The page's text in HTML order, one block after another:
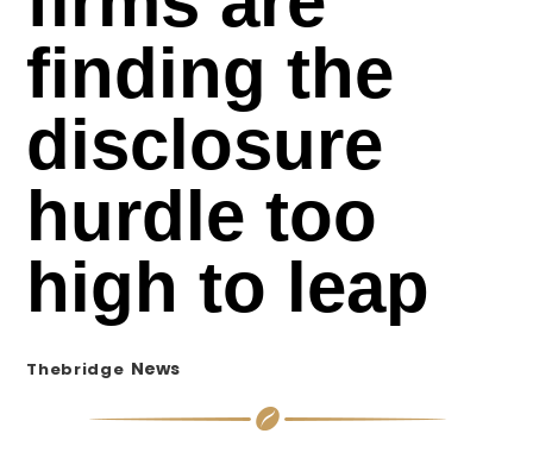
finding the
disclosure
hurdle too
high to leap
Thebridge News